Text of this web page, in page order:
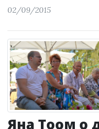
02/09/2015
Яна Тоом о